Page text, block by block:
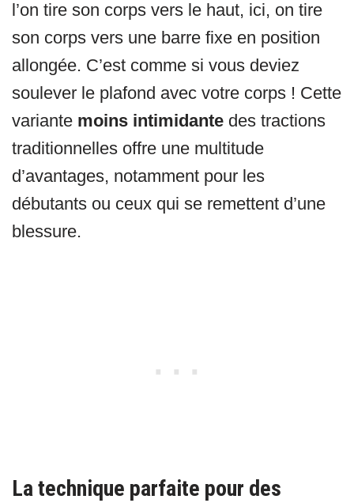
l’on tire son corps vers le haut, ici, on tire
son corps vers une barre fixe en position
allongée. C’est comme si vous deviez
soulever le plafond avec votre corps ! Cette
variante moins intimidante des tractions
traditionnelles offre une multitude
d’avantages, notamment pour les
débutants ou ceux qui se remettent d’une
blessure.
La technique parfaite pour des